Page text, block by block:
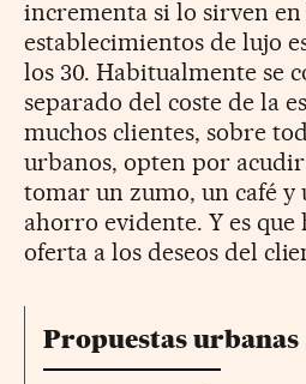
incrementa si lo sirven
establecimientos de lujo
los 30. Habitualmente se
separado del coste de la
muchos clientes, sobre
urbanos, opten por
tomar un zumo, un café y
ahorro evidente. Y es que
oferta a los deseos del
Propuestas urbanas